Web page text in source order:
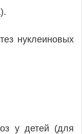
нуклеиновых
у детей (для